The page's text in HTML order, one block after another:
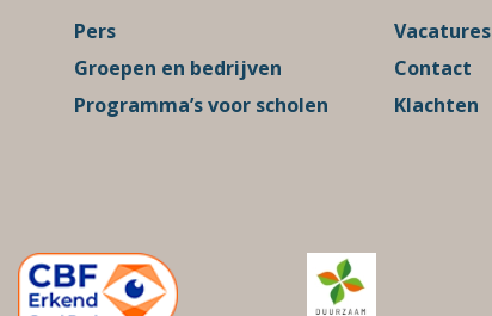
Pers
Groepen en bedrijven
Programma’s voor scholen
Vacatures
Contact
Klachten